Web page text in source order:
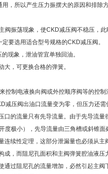
，所以产生压力振摆大的原因和排除
振荡现象，使CKD减压阀不稳压，此
要选用适合型号规格的CKD减压阀。
现象，泄油管宜单独回油。
，可更换合格的弹簧。
控制电液换向阀或外控顺序阀等的控制
减压阀出油口流量变为零，但压力还需
口的流量只有先导流量。由于先导流量
度极小），先导流量由三角槽或斜锥面
连续性定理，这部分泄漏量也必须从主
成，而阻尼孔面积和主阀弹簧腔油液压
通过阻尼孔的流量增加，必然引起主阀